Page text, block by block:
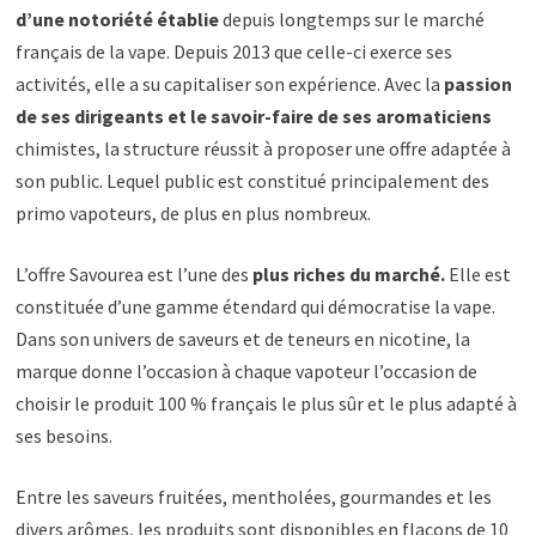
d’une notoriété établiedepuis longtemps sur le marché
français de la vape. Depuis 2013 que celle-ci exerce ses
activités, elle a su capitaliser son expérience. Avec la passion
de ses dirigeants et le savoir-faire de ses aromaticiens
chimistes, la structure réussit à proposer une offre adaptée à
son public. Lequel public est constitué principalement des
primo vapoteurs, de plus en plus nombreux.
L’offre Savourea est l’une des plus riches du marché. Elle est
constituée d’une gamme étendard qui démocratise la vape.
Dans son univers de saveurs et de teneurs en nicotine, la
marque donne l’occasion à chaque vapoteur l’occasion de
choisir le produit 100 % français le plus sûr et le plus adapté à
ses besoins.
Entre les saveurs fruitées, mentholées, gourmandes et les
divers arômes, les produits sont disponibles en flacons de 10